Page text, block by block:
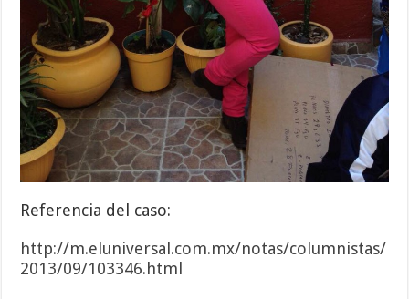
Referencia del caso:
http://m.eluniversal.com.mx/notas/columnistas/
2013/09/103346.html